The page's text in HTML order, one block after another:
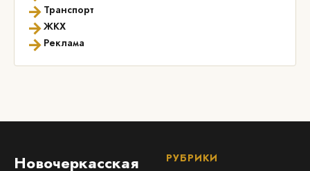
→ Транспорт
→ЖКХ
→ Реклама
Новочеркасская
РУБРИКИ